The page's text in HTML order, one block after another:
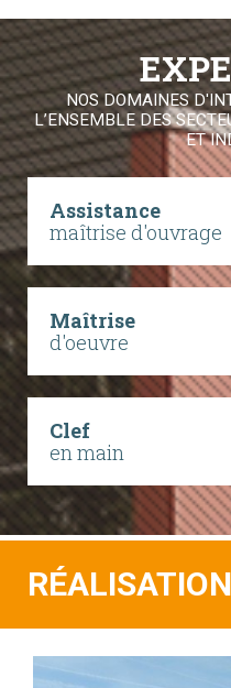
NOS DOMAINES
L’ENSEMBLE DES
ET
Assistance
maîtrise d'ouvrage
Maîtrise
d'oeuvre
Clef
en main